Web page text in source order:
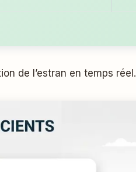
de l’estran en temps réel.